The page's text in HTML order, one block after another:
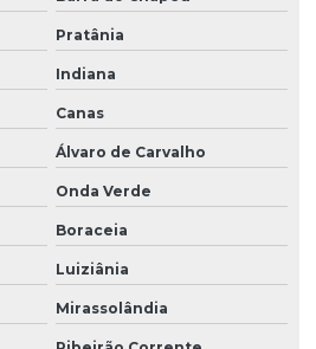
Pratânia
Indiana
Canas
Álvaro de Carvalho
Onda Verde
Boraceia
Luiziânia
Mirassolândia